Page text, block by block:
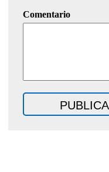
Comentario